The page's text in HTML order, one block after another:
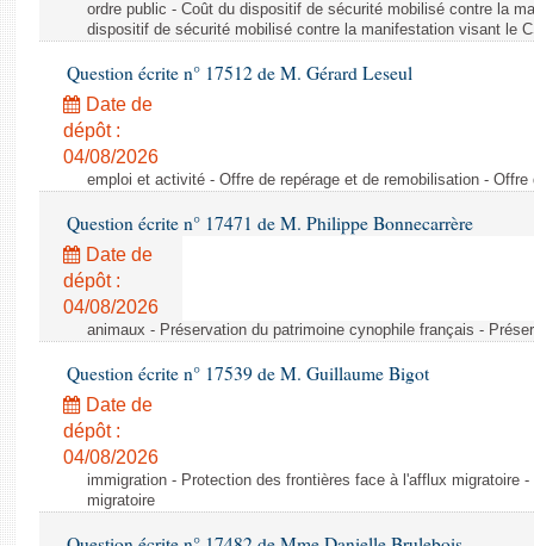
ordre public - Coût du dispositif de sécurité mobilisé contre la
dispositif de sécurité mobilisé contre la manifestation visant le
Question écrite n° 17512 de M. Gérard Leseul
Date de
dépôt :
04/08/2026
emploi et activité - Offre de repérage et de remobilisation -
Question écrite n° 17471 de M. Philippe Bonnecarrère
Date de
dépôt :
04/08/2026
animaux - Préservation du patrimoine cynophile français -
Question écrite n° 17539 de M. Guillaume Bigot
Date de
dépôt :
04/08/2026
immigration - Protection des frontières face à l'afflux migratoire
migratoire